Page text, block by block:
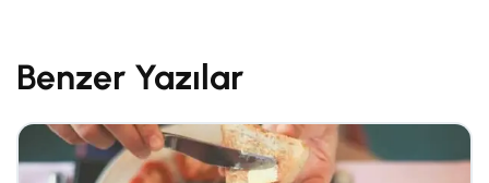
Benzer Yazılar